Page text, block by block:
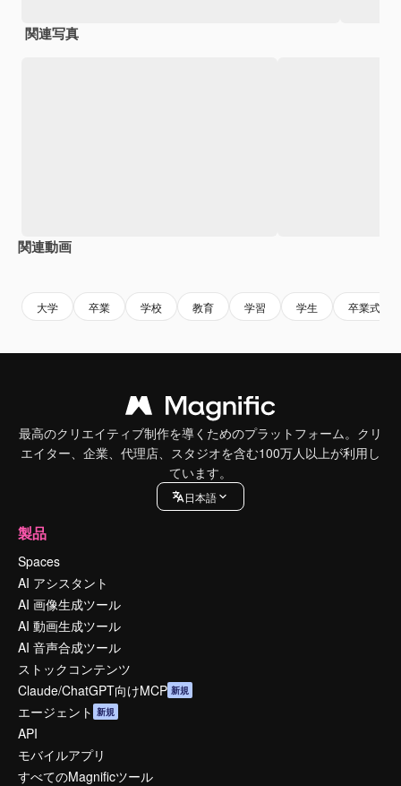
関連写真
関連動画
大学 卒業 学校 教育 学習 学生 卒業式
最高のクリエイティブ制作を導くためのプラットフォーム。クリ
エイター、企業、代理店、スタジオを含む100万人以上が利用し
ています。
日本語
製品
Spaces
AI アシスタント
AI 画像生成ツール
AI 動画生成ツール
AI 音声合成ツール
ストックコンテンツ
Claude/ChatGPT向けMCP 新規
エージェント 新規
API
モバイルアプリ
すべてのMagnificツール